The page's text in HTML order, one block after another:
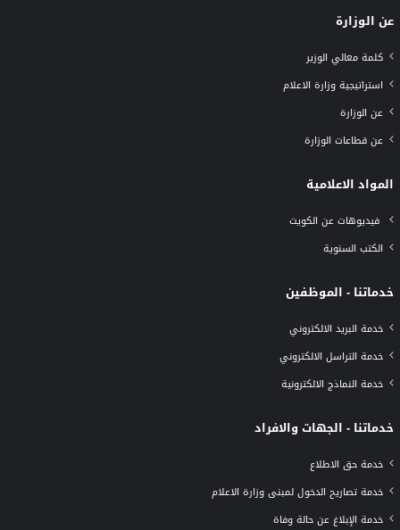
عن الوزارة
كلمة معالي الوزير
استراتيجية وزارة الاعلام
عن الوزارة
عن قطاعات الوزارة
المواد الاعلامية
فيديوهات عن الكويت
الكتب السنوية
خدماتنا - الموظفين
خدمة البريد الالكتروني
خدمة التراسل الالكتروني
خدمة النماذج الالكترونية
خدماتنا - الجهات والافراد
خدمة حق الاطلاع
خدمة تصاريح الدخول لمبنى وزارة الاعلام
خدمة الإبلاغ عن حالة وفاة